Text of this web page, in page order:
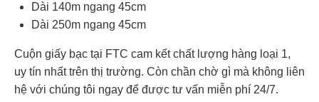
Dài 140m ngang 45cm
Dài 250m ngang 45cm
Cuộn giấy bạc tại FTC cam kết chất lượng hàng loại 1,
uy tín nhất trên thị trường. Còn chần chờ gì mà không liên
hệ với chúng tôi ngay để được tư vấn miễn phí 24/7.